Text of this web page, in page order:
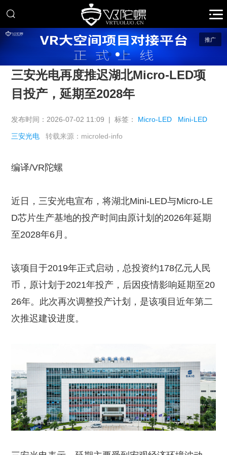
推广
三安光电再度推迟湖北Micro-LED项
目投产，延期至2028年
发布时间：2026-07-02 11:09 | 标签： Micro-LED Mini-LED
三安光电 转载来源：microled-info
编译/VR陀螺
近日，三安光电宣布，将湖北Mini-LED与Micro-LE
D芯片生产基地的投产时间由原计划的2026年延期
至2028年6月。
该项目于2019年正式启动，总投资约178亿元人民
币，原计划于2021年投产，后因疫情影响延期至20
26年。此次再次调整投产计划，是该项目近年第二
次推迟建设进度。